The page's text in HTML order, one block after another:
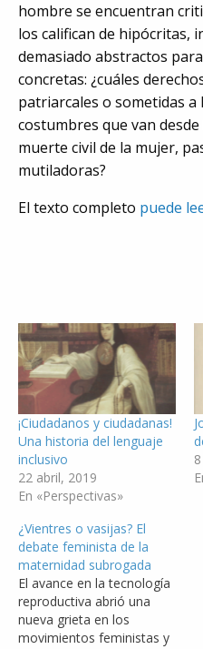
hombre se encuentran
los califican de hipócritas,
demasiado abstractos
concretas: ¿cuáles
patriarcales o sometidas a
costumbres que van
muerte civil de la mujer,
mutiladoras?
El texto completo puede
¡Ciudadanos y ciudadanas!
Una historia del lenguaje
inclusivo
22 abril, 2019
En «Perspectivas»
¿Vientres o vasijas? El
debate feminista de la
maternidad subrogada
El avance en la tecnología
reproductiva abrió una
nueva grieta en los
movimientos feministas y